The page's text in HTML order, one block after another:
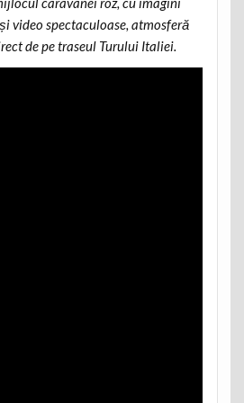
video spectaculoase, atmosferă
de pe traseul Turului Italiei.